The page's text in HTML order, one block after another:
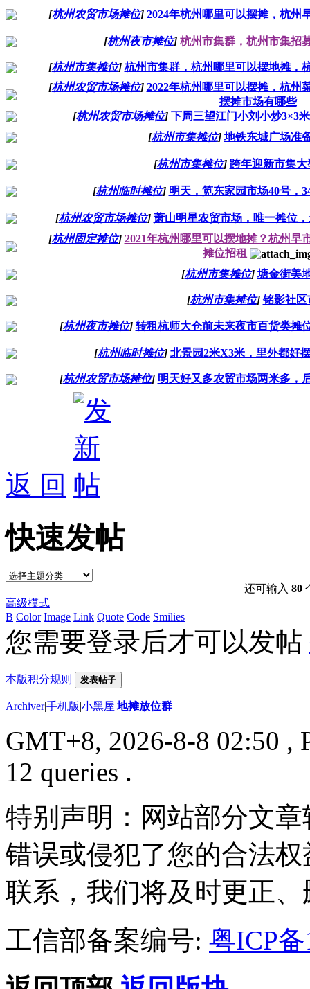
[杭州农贸市场摊位] 2024年杭州哪里可以摆摊，杭州
[杭州夜市摊位] 杭州市集群，杭州市集招
[杭州市集摊位] 杭州市集群，杭州哪里可以摆地摊，
[杭州农贸市场摊位] 2022年杭州哪里可以摆摊，杭州
摆摊市场有哪些
[杭州农贸市场摊位] 下周三望江门小刘小炒3×3
[杭州市集摊位] 地铁东城广场准
[杭州市集摊位] 跨年迎新市集
[杭州临时摊位] 明天，笕东家园市场40号，
[杭州农贸市场摊位] 萧山明星农贸市场，唯一摊位
[杭州固定摊位] 2021年杭州哪里可以摆地摊？杭州早
摊位招租
[杭州市集摊位] 塘金街美
[杭州市集摊位] 铭影社区
[杭州夜市摊位] 转租杭师大仓前未来夜市百货类摊
[杭州临时摊位] 北景园2米X3米，里外都好
[杭州农贸市场摊位] 明天好又多农贸市场两米多，
返 回
快速发帖
还可输入80
高级模式
B Color Image Link Quote Code Smilies
您需要登录后才可以发帖
本版积分规则 发表帖子
Archiver|手机版|小黑屋|地摊放位群
GMT+8, 2026-8-8 02:50 ,
12 queries .
特别声明：网站部分文
错误或侵犯了您的合法
联系，我们将及时更正
工信部备案编号: 粤ICP